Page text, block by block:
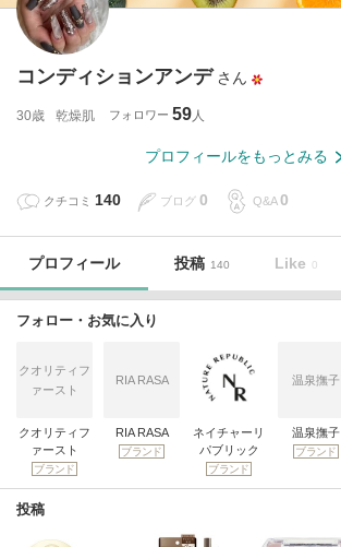
コンディションアンデ さん
30歳 乾燥肌 フォロワー 59
プロフィールをもっとみる
クチコミ 140 ブログ 0 Q&A 0
プロフィール 投稿 140 Like 0
フォロー・お気に入り
クオリティフ
ァースト
クオリティフ
ァースト
ブランド
RIA RASA
RIA RASA
ブランド
ネイチャーリ
パブリック
ブランド
温泉撫子
温泉撫子
ブランド
投稿